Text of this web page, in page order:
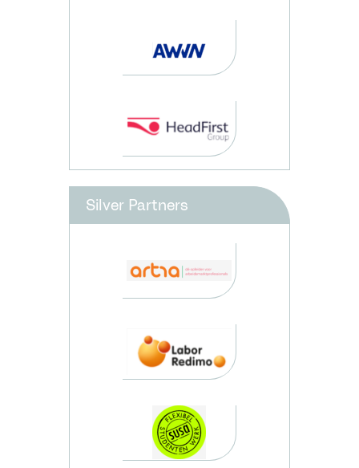
Silver Partners